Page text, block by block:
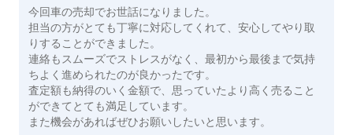
今回車の売却でお世話になりました。
担当の方がとても丁寧に対応してくれて、安心してやり取
りすることができました。
連絡もスムーズでストレスがなく、最初から最後まで気持
ちよく進められたのが良かったです。
査定額も納得のいく金額で、思っていたより高く売ること
ができてとても満足しています。
また機会があればぜひお願いしたいと思います。